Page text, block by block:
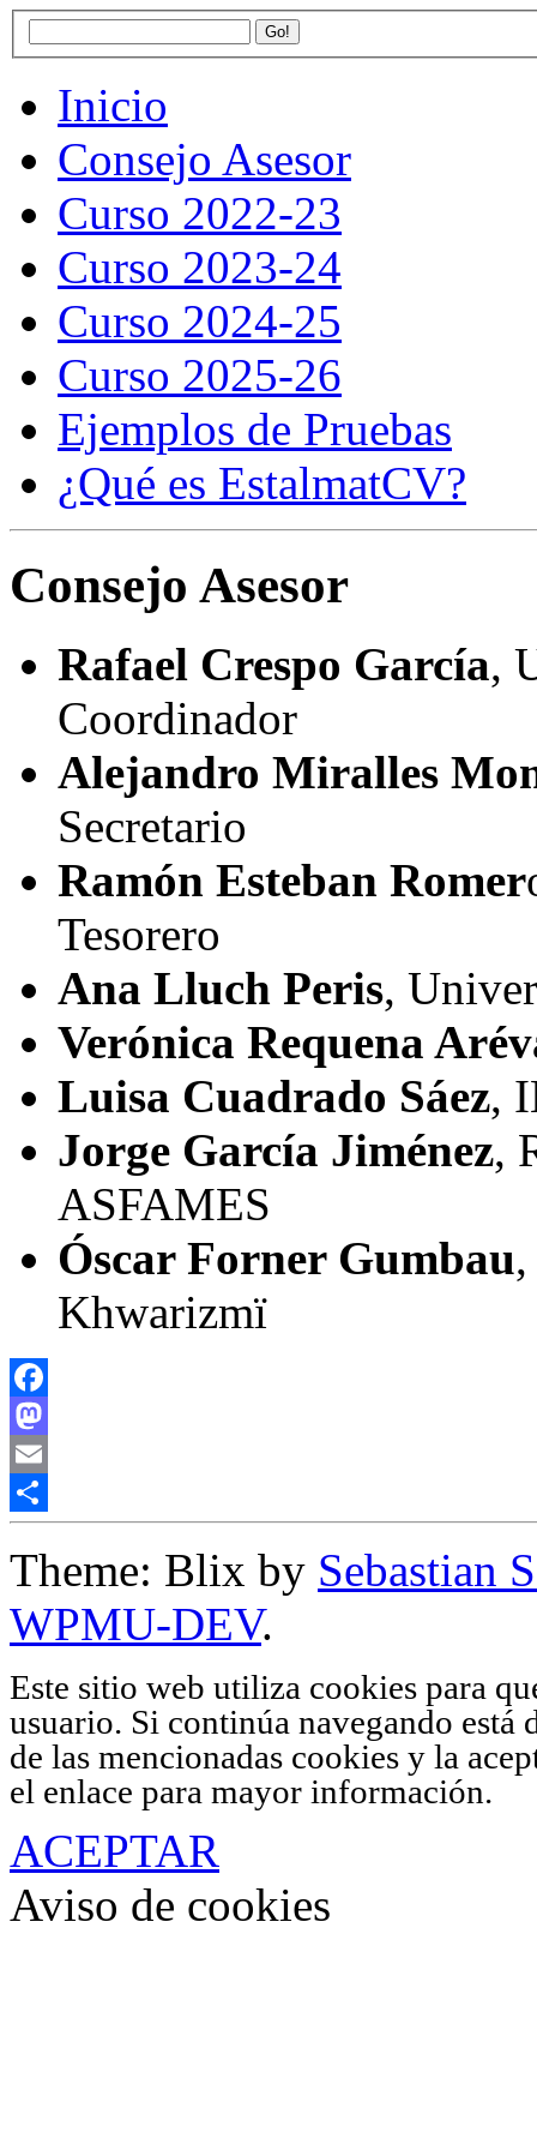
Inicio
Consejo Asesor
Curso 2022-23
Curso 2023-24
Curso 2024-25
Curso 2025-26
Ejemplos de Pruebas
¿Qué es EstalmatCV?
Consejo Asesor
Rafael Crespo García,
Coordinador
Alejandro Miralles
Secretario
Ramón Esteban Romer
Tesorero
Ana Lluch Peris,
Verónica Requena
Luisa Cuadrado Sáez,
Jorge García Jiménez,
ASFAMES
Óscar Forner Gumbau
Khwarizmï
Facebook
Mastodon
Email
Compartir
Theme: Blix by Sebastian
WPMU-DEV.
Este sitio web utiliza cookies para
usuario. Si continúa navegando está
de las mencionadas cookies y la
el enlace para mayor información.
ACEPTAR
Aviso de cookies